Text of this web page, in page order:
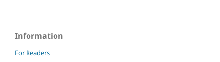
Information
For Readers